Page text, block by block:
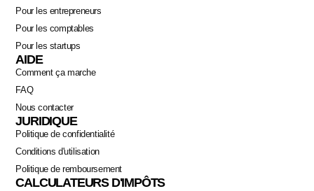
Pour les entrepreneurs
Pour les comptables
Pour les startups
AIDE
Comment ça marche
FAQ
Nous contacter
JURIDIQUE
Politique de confidentialité
Conditions d'utilisation
Politique de remboursement
CALCULATEURS D'IMPÔTS